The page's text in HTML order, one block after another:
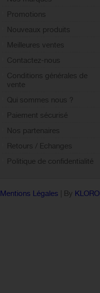
Promotions
Nouveaux produits
Meilleures ventes
Contactez-nous
Conditions générales de
vente
Qui sommes nous ?
Paiement sécurisé
Nos partenaires
Retours / Echanges
Politique de confidentialité
Mentions Légales | By